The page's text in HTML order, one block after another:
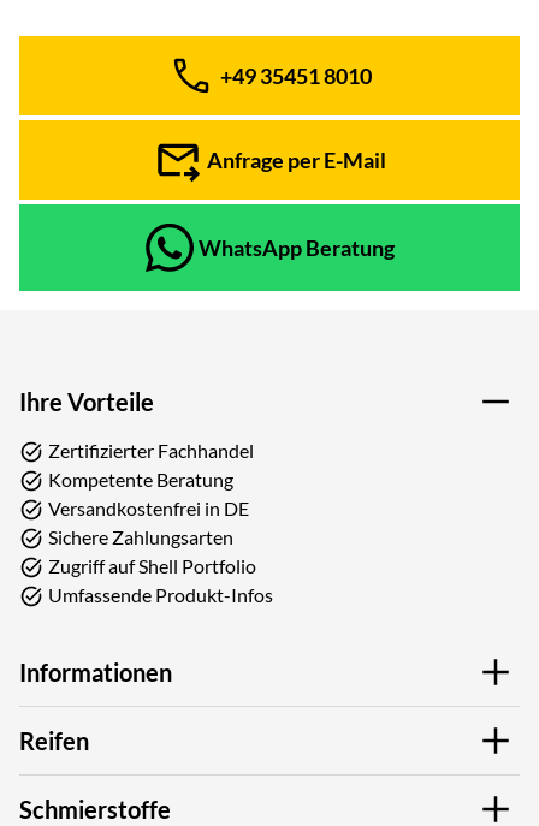
Telefon:
+49 35451 8010
Anfrage per E-Mail
WhatsApp Beratung
Ihre Vorteile
Zertifizierter Fachhandel
Kompetente Beratung
Versandkostenfrei in DE
Sichere Zahlungsarten
Zugriff auf Shell Portfolio
Umfassende Produkt-Infos
Informationen
Reifen
Schmierstoffe